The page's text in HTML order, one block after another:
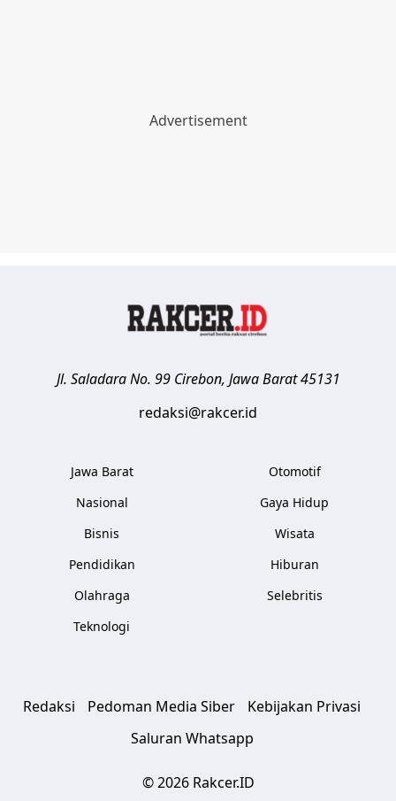
Jl. Saladara No. 99 Cirebon, Jawa Barat 45131
redaksi@rakcer.id
Jawa Barat
Nasional
Bisnis
Pendidikan
Olahraga
Teknologi
Otomotif
Gaya Hidup
Wisata
Hiburan
Selebritis
Redaksi Pedoman Media Siber
Kebijakan Privasi
Saluran Whatsapp
© 2026 Rakcer.ID